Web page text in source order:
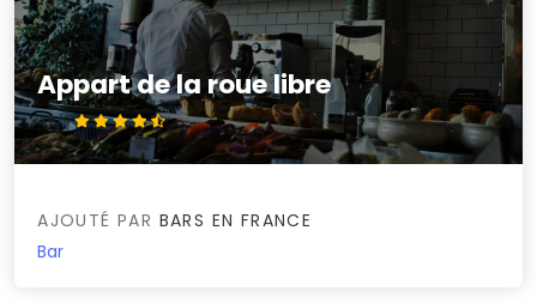
Appart de la roue libre
4.5/5
AJOUTÉ PAR BARS EN FRANCE
Bar